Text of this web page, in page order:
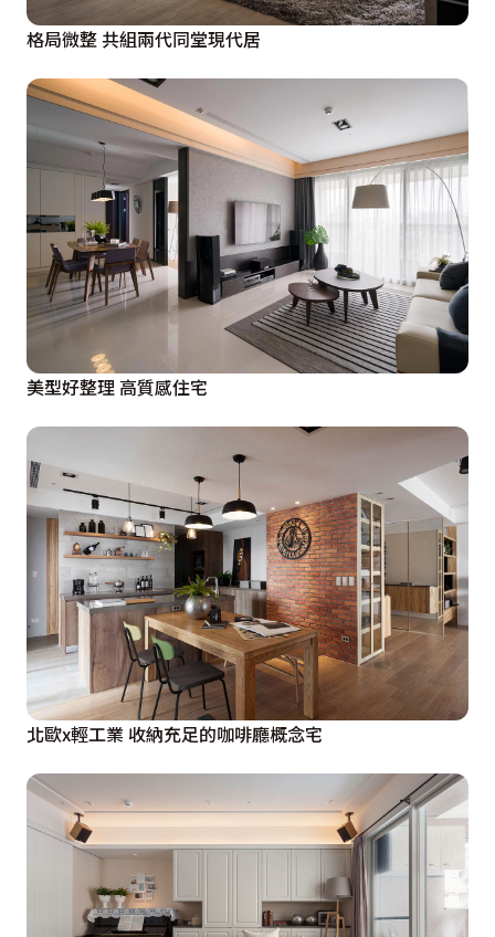
格局微整 共組兩代同堂現代居
美型好整理 高質感住宅
北歐x輕工業 收納充足的咖啡廳概念宅